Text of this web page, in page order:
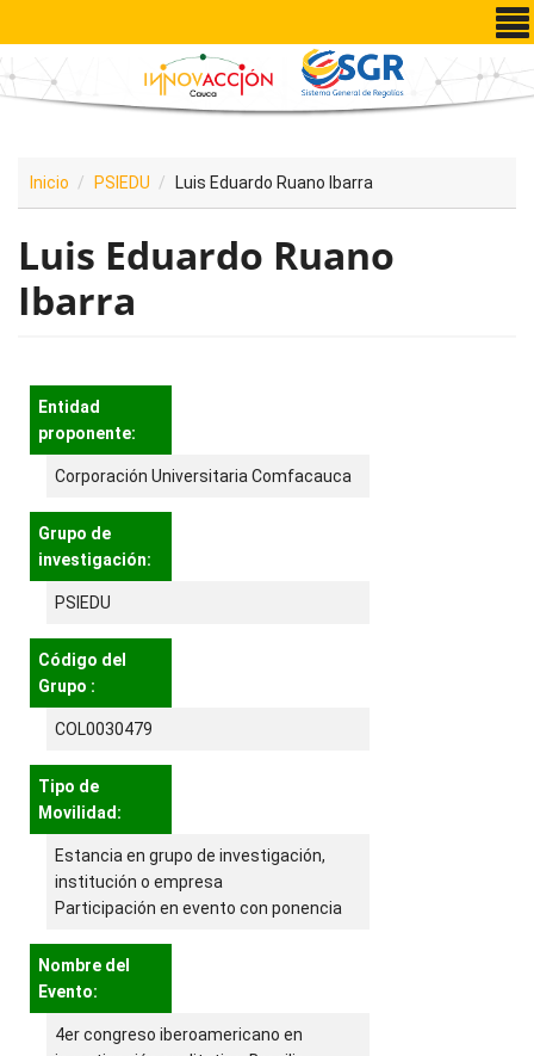
Pasar al contenido principal
Inicio PSIEDU Luis Eduardo Ruano Ibarra
Luis Eduardo Ruano
Ibarra
Entidad
proponente:
Corporación Universitaria Comfacauca
Grupo de
investigación:
PSIEDU
Código del
Grupo :
COL0030479
Tipo de
Movilidad:
Estancia en grupo de investigación,
institución o empresa
Participación en evento con ponencia
Nombre del
Evento:
4er congreso iberoamericano en